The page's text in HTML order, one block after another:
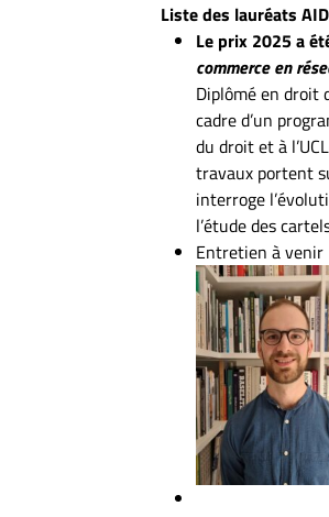
Liste des lauréats
Le prix 2025 a
commerce en
Diplômé en droit
cadre d’un
du droit et à
travaux portent
interroge
l’étude des
Entretien à venir